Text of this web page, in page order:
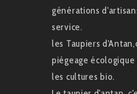
générations
service.
les Taupiers
piégeage
les cultures bio.